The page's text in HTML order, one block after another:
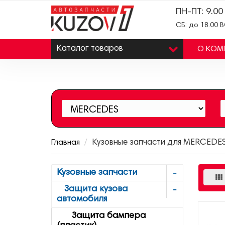
ПН-ПТ:
СБ: до 18.00
Каталог товаров О
Главная Кузовные запчасти для
Кузовные запчасти
Защита кузова
автомобиля
Защита бампера